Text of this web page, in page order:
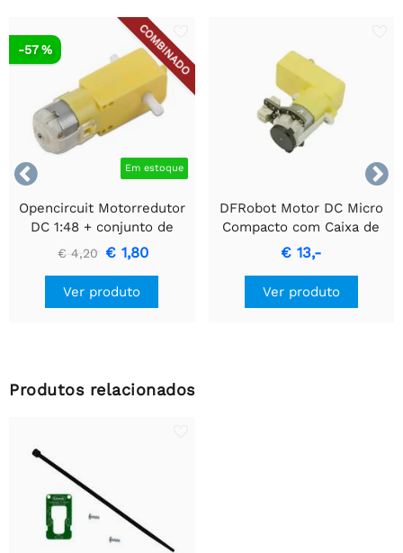


COMBINADO
Em estoque
-57 %
Opencircuit Motorredutor
DC 1:48 + conjunto de
rodas
€ 4,20 € 1,80
Ver produto
DFRobot Motor DC Micro
Compacto com Caixa de
Engrenagens 120:1 e
Encoder
€ 13,-
Ver produto
Produtos relacionados